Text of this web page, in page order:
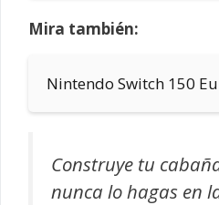
Mira también:
Nintendo Switch 150
Construye tu
nunca lo hagas en